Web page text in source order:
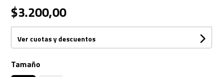
$3.200,00
Ver cuotas y descuentos
Tamaño